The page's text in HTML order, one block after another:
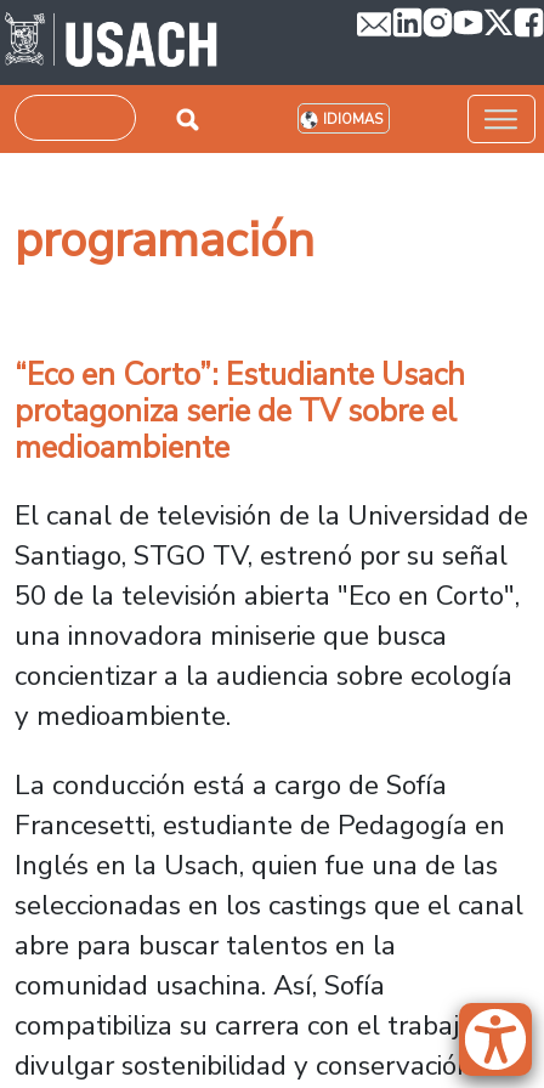
Pasar al contenido principal
Buscar IDIOMAS
programación
“Eco en Corto”: Estudiante Usach
protagoniza serie de TV sobre el
medioambiente
El canal de televisión de la Universidad de
Santiago, STGO TV, estrenó por su señal
50 de la televisión abierta "Eco en Corto",
una innovadora miniserie que busca
concientizar a la audiencia sobre ecología
y medioambiente.
La conducción está a cargo de Sofía
Francesetti, estudiante de Pedagogía en
Inglés en la Usach, quien fue una de las
seleccionadas en los castings que el canal
abre para buscar talentos en la
comunidad usachina. Así, Sofía
compatibiliza su carrera con el trabajo de
divulgar sostenibilidad y conservación en